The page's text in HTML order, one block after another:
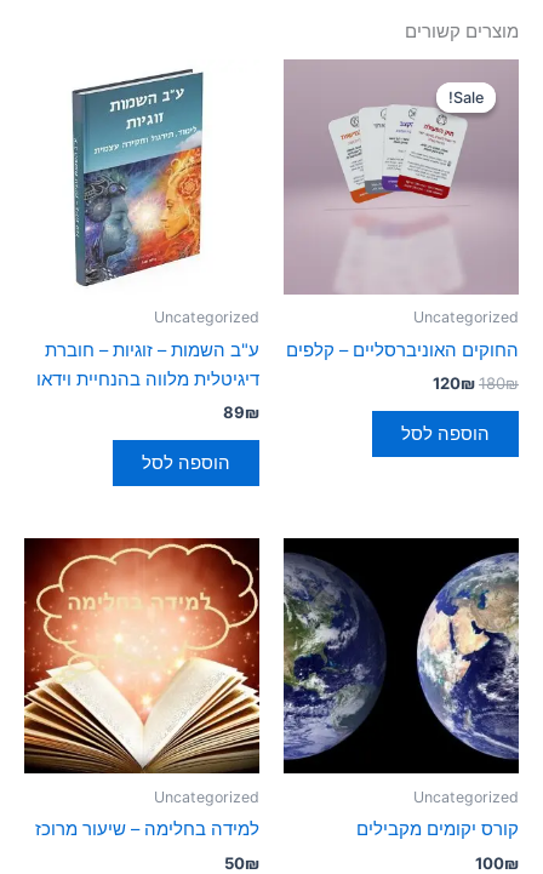
מוצרים קשורים
Sale!
Sale!
Uncategorized
החוקים האוניברסליים – קלפים
180₪
המקורי
היה:
180₪.
120₪
הוא:
120₪.
הוספה לסל
Uncategorized
ע"ב השמות – זוגיות – חוברת
דיגיטלית מלווה בהנחיית וידאו
89₪
הוספה לסל
Uncategorized
קורס יקומים מקבילים
100₪
Uncategorized
למידה בחלימה – שיעור מרוכז
50₪